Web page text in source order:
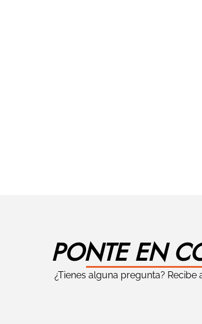
PONTE EN
¿Tienes alguna pregunta? Recibe